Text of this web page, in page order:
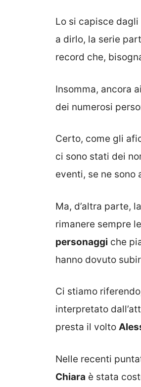
Lo si capisce
a dirlo, la serie
record che,
Insomma, ancora
dei numerosi
Certo, come gli
ci sono stati dei
eventi, se ne sono
Ma, d’altra parte,
rimanere sempre
personaggi che
hanno dovuto
Ci stiamo
interpretato
presta il volto
Nelle recenti
Chiara è stata